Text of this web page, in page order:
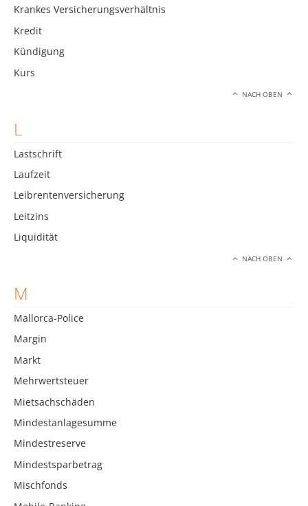
Krankes Versicherungsverhältnis
Kredit
Kündigung
Kurs
NACH OBEN
L
Lastschrift
Laufzeit
Leibrentenversicherung
Leitzins
Liquidität
NACH OBEN
M
Mallorca-Police
Margin
Markt
Mehrwertsteuer
Mietsachschäden
Mindestanlagesumme
Mindestreserve
Mindestsparbetrag
Mischfonds